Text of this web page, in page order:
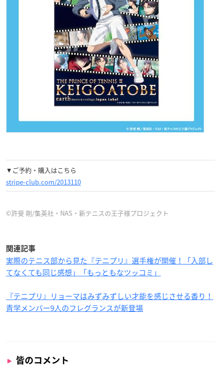
▼ご予約・購入はこちら
stripe-club.com/2013110
©許斐 剛/集英社・NAS・新テニスの王子様プロジェクト
関連記事
実際のテニス部から見た『テニプリ』選手権が開催！「入部し
てなくても同じ感想」「もっともなツッコミ」
『テニプリ』リョーマはみずみずしい才能を感じさせる香り！
青学メンバー9人のフレグランスが新登場
皆のコメント